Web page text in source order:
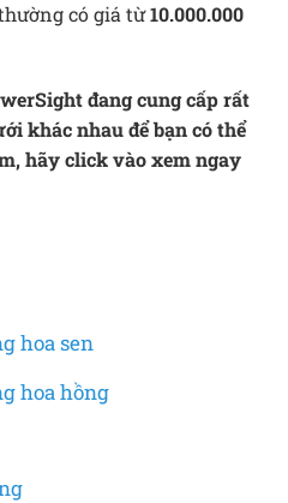
có giá từ10.000.000
đang cung cấp rất
khác nhau để bạn có thể
hãy click vào xem ngay
hoa sen
hoa hồng